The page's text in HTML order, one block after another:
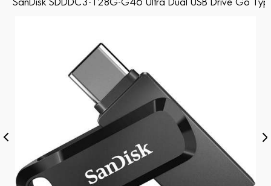
SanDisk SDDDC3-128G-G46 Ultra Dual USB Drive Go